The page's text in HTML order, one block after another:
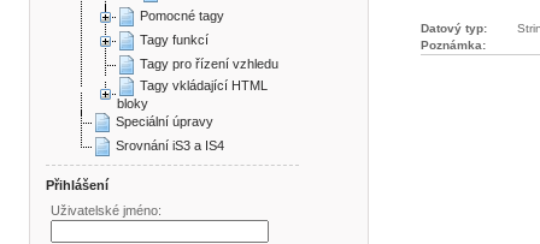
Pomocné tagy
Tagy funkcí
Tagy pro řízení vzhledu
Tagy vkládající HTML
bloky
Speciální úpravy
Srovnání iS3 a IS4
Přihlášení
Uživatelské jméno:
Datový typ:
Poznámka: